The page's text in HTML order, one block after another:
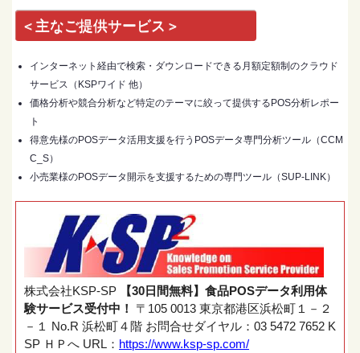
＜主なご提供サービス＞
インターネット経由で検索・ダウンロードできる月額定額制のクラウド
サービス（KSPワイド 他）
価格分析や競合分析など特定のテーマに絞って提供するPOS分析レポー
ト
得意先様のPOSデータ活用支援を行うPOSデータ専門分析ツール（CCM
C_S）
小売業様のPOSデータ開示を支援するための専門ツール（SUP-LINK）
株式会社KSP-SP
【30日間無料】食品POSデータ利用体
験サービス受付中！
〒105 0013 東京都港区浜松町１－２
－１ No.R 浜松町４階 お問合せダイヤル：03 5472 7652 K
SP ＨＰへ URL： https://www.ksp-sp.com/